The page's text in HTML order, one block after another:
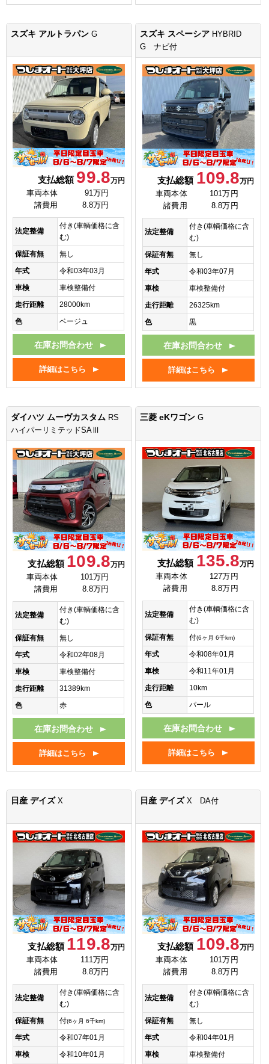
スズキ アルトラパン G
支払総額 99.8万円
車両本体
91万円
諸費用
8.8万円
法定整備
付き(車輌価格に含
む)
保証有無
無し
年式
令和03年03月
車検
車検整備付
走行距離
28000km
色
ベージュ
在庫お問合わせ
詳細はこちら
スズキ スペーシア HYBRID
G ナビ付
支払総額 109.8万円
車両本体
101万円
諸費用
8.8万円
法定整備
付き(車輌価格に含
む)
保証有無
無し
年式
令和03年07月
車検
車検整備付
走行距離
26325km
色
黒
在庫お問合わせ
詳細はこちら
ダイハツ ムーヴカスタム RS
ハイパーリミテッドSAⅢ
支払総額 109.8万円
車両本体
101万円
諸費用
8.8万円
法定整備
付き(車輌価格に含
む)
保証有無
無し
年式
令和02年08月
車検
車検整備付
走行距離
31389km
色
赤
在庫お問合わせ
詳細はこちら
三菱 eKワゴンG
支払総額 135.8万円
車両本体
127万円
諸費用
8.8万円
法定整備
付き(車輌価格に含
む)
保証有無
付(6ヶ月 6千km)
年式
令和08年01月
車検
令和11年01月
走行距離
10km
色
パール
在庫お問合わせ
詳細はこちら
日産 デイズ X
支払総額 119.8万円
車両本体
111万円
諸費用
8.8万円
法定整備
付き(車輌価格に含
む)
保証有無
付(6ヶ月 6千km)
年式
令和07年01月
車検
令和10年01月
日産 デイズX DA付
支払総額 109.8万円
車両本体
101万円
諸費用
8.8万円
法定整備
付き(車輌価格に含
む)
保証有無
無し
年式
令和04年01月
車検
車検整備付